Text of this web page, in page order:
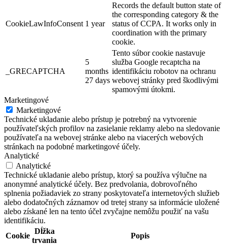
CookieLawInfoConsent 1 year
Records the default button state of
the corresponding category & the
status of CCPA. It works only in
coordination with the primary
cookie.
_GRECAPTCHA
5
months
27 days
Tento súbor cookie nastavuje
služba Google recaptcha na
identifikáciu robotov na ochranu
webovej stránky pred škodlivými
spamovými útokmi.
Marketingové
Marketingové
Technické ukladanie alebo prístup je potrebný na vytvorenie
používateľských profilov na zasielanie reklamy alebo na sledovanie
používateľa na webovej stránke alebo na viacerých webových
stránkach na podobné marketingové účely.
Analytické
Analytické
Technické ukladanie alebo prístup, ktorý sa používa výlučne na
anonymné analytické účely. Bez predvolania, dobrovoľného
splnenia požiadaviek zo strany poskytovateľa internetových služieb
alebo dodatočných záznamov od tretej strany sa informácie uložené
alebo získané len na tento účel zvyčajne nemôžu použiť na vašu
identifikáciu.
Cookie
Dĺžka
trvania
Popis